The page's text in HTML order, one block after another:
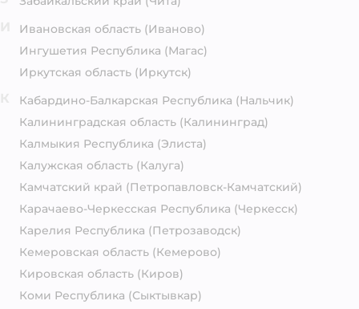
Ивановская область (Иваново)
Ингушетия Республика (Магас)
Иркутская область (Иркутск)
Кабардино-Балкарская Республика (Нальчик)
Калининградская область (Калининград)
Калмыкия Республика (Элиста)
Калужская область (Калуга)
Камчатский край (Петропавловск-Камчатский)
Карачаево-Черкесская Республика (Черкесск)
Карелия Республика (Петрозаводск)
Кемеровская область (Кемерово)
Кировская область (Киров)
Коми Республика (Сыктывкар)